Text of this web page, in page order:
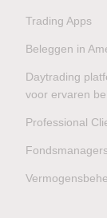
Trading Apps
Beleggen in
Daytrading
voor ervaren
Professional
Fondsmanagers